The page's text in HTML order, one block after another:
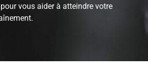
vous aider à atteindre votre